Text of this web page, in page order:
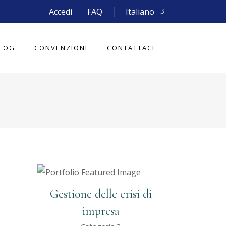
Accedi FAQ Italiano
CONVENZIONI CONTATTACI
Gestione delle crisi di
impresa